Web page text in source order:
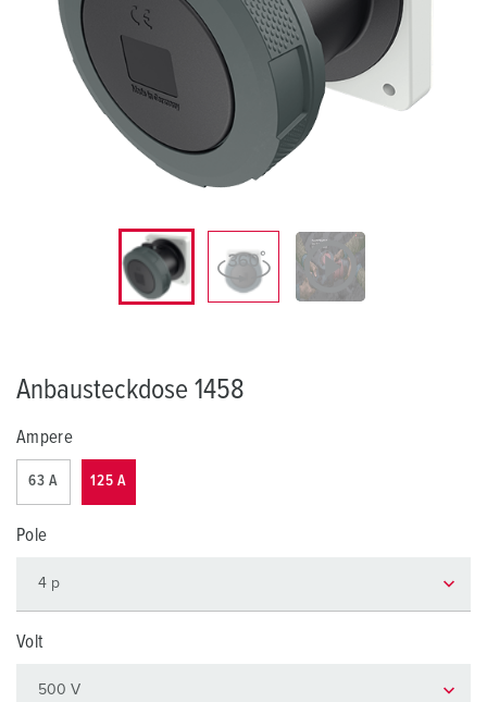
Anbausteckdose 1458
Ampere
63 A 125 A
Pole
Volt